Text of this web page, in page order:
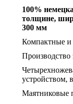
100%
толщине,
300 мм
Компактные и
Производство
устройством,
Маятниковые